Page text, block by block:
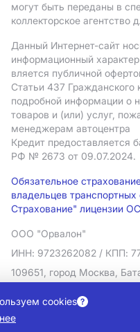
могут быть переданы в
коллекторское агентство
Данный Интернет-сайт
информационный
вляется публичной
Статьи 437
подробной информации о
товаров и (или) услуг,
менеджерам автоцентра
Кредит предоставляется
РФ № 2673 от 09.07.2024.
Обязательное
владельцев
Страхование" лицензии
ООО "Орвалон"
ИНН: 9723262082 / КПП:
109651, город Москва,
Политика в отношении
Согласие на рекламную
Правовая информация
cookies